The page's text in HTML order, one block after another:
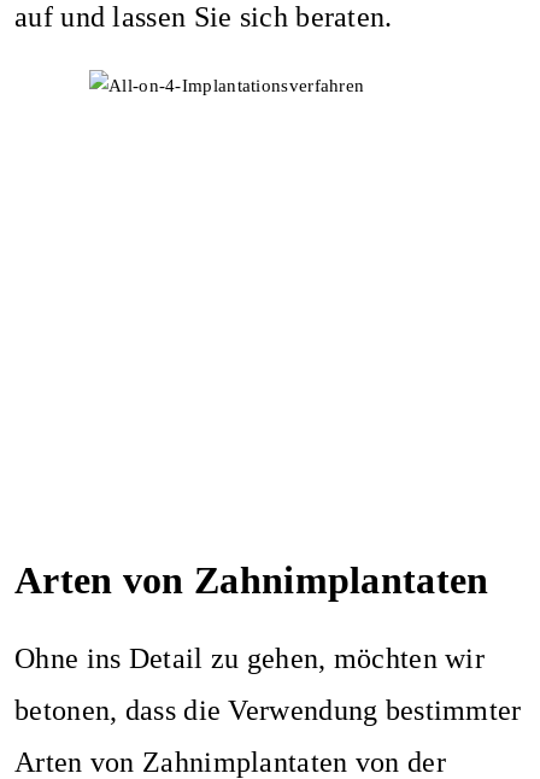
auf und lassen Sie sich beraten.
Arten von Zahnimplantaten
Ohne ins Detail zu gehen, möchten wir
betonen, dass die Verwendung bestimmter
Arten von Zahnimplantaten von der